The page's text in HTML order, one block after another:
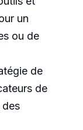
un
ou de
de
de